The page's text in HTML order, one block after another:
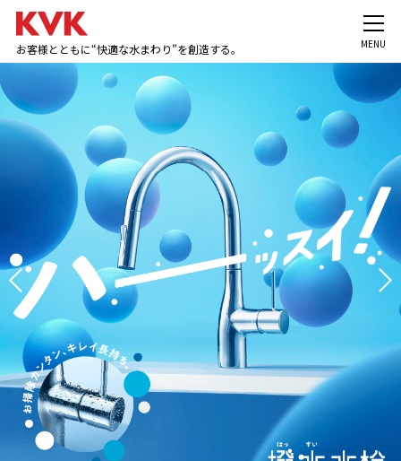
お客様とともに“快適な水まわり”を創造する。 MENU
Previous Next